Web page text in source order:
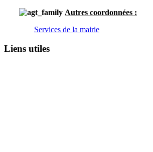
Autres coordonnées :
Services de la mairie
Liens utiles